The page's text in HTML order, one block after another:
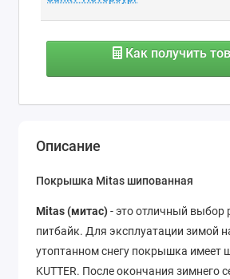
Как получить
Описание
Покрышка Mitas шипованная
Mitas (митас)- это отличный выбор
питбайк. Для эксплуатации зимой
утоптанном снегу покрышка имеет
KUTTER. После окончания зимнего